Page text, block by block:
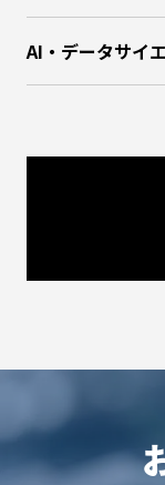
AI・データサイ